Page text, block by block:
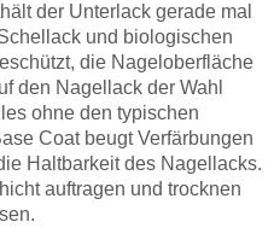
der Unterlack gerade mal
und biologischen
die Nageloberfläche
den Nagellack der Wahl
ohne den typischen
Coat beugt Verfärbungen
Haltbarkeit des Nagellacks.
auftragen und trocknen